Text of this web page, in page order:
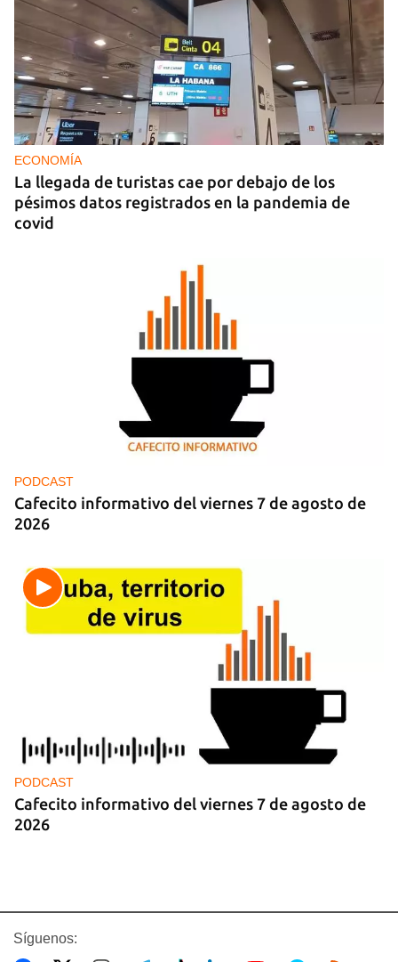
VENEZUELA
Llega a Venezuela Dinorah Figuera para
continuar el diálogo con el chavismo
ECONOMÍA
La llegada de turistas cae por debajo de los
pésimos datos registrados en la pandemia de
covid
PODCAST
Cafecito informativo del viernes 7 de agosto de
2026
PODCAST
Cafecito informativo del viernes 7 de agosto de
2026
Síguenos: